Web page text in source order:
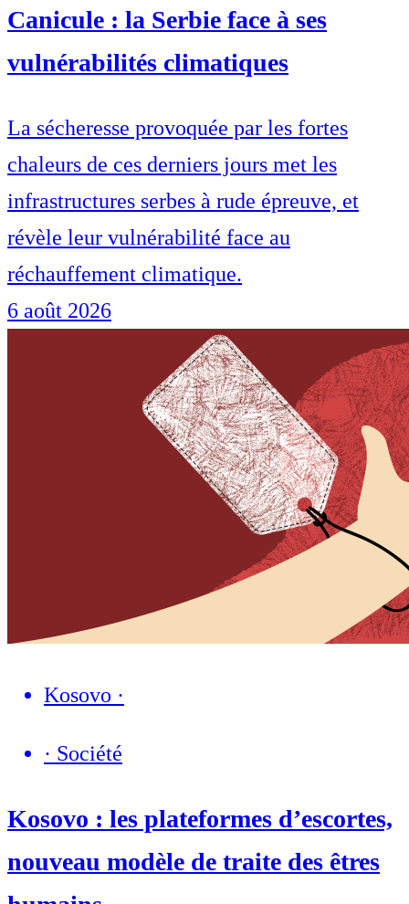
Canicule : la Serbie face à ses
vulnérabilités climatiques
La sécheresse provoquée par les fortes
chaleurs de ces derniers jours met les
infrastructures serbes à rude épreuve, et
révèle leur vulnérabilité face au
réchauffement climatique.
6 août 2026
Kosovo ·
· Société
Kosovo : les plateformes d’escortes,
nouveau modèle de traite des êtres